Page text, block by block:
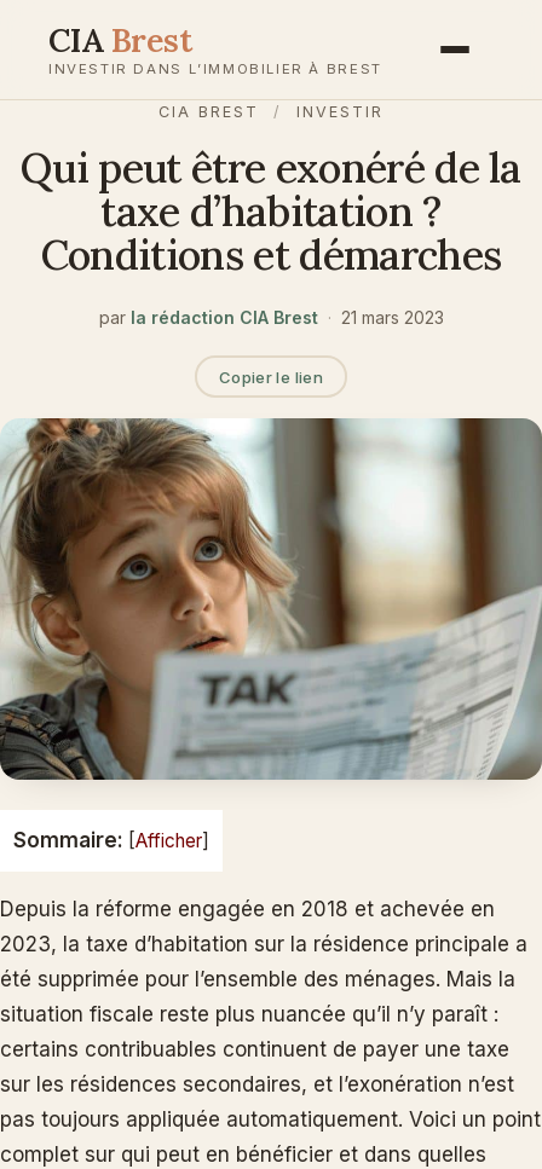
CIA Brest
INVESTIR DANS L’IMMOBILIER À BREST
CIA BREST / INVESTIR
Qui peut être exonéré de la
taxe d’habitation ?
Conditions et démarches
par la rédaction CIA Brest · 21 mars 2023
Copier le lien
Sommaire: [Afficher]
Depuis la réforme engagée en 2018 et achevée en
2023, la taxe d’habitation sur la résidence principale a
été supprimée pour l’ensemble des ménages. Mais la
situation fiscale reste plus nuancée qu’il n’y paraît :
certains contribuables continuent de payer une taxe
sur les résidences secondaires, et l’exonération n’est
pas toujours appliquée automatiquement. Voici un point
complet sur qui peut en bénéficier et dans quelles